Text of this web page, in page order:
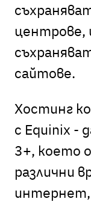
центрове,
сайтове.
Хостинг
с Equinix -
3+, което
различни
интернет,